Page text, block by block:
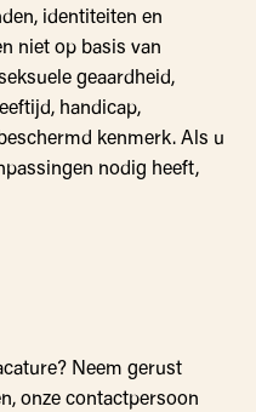
identiteiten en
niet op basis van
geaardheid,
handicap,
kenmerk. Als u
nodig heeft,
Neem gerust
onze contactpersoon